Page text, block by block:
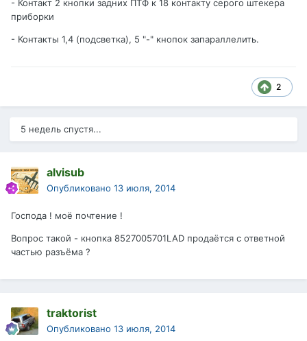
- Контакт 2 кнопки задних ПТФ к 18 контакту серого штекера
приборки
- Контакты 1,4 (подсветка), 5 "-" кнопок запараллелить.
2
5 недель спустя...
alvisub
Опубликовано 13 июля, 2014
Господа ! моё почтение !
Вопрос такой - кнопка 8527005701LAD продаётся с ответной
частью разъёма ?
traktorist
Опубликовано 13 июля, 2014